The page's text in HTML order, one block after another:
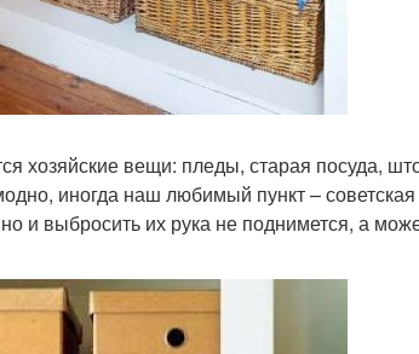
хозяйские вещи: пледы, старая посуда,
иногда наш любимый пункт – советская
и выбросить их рука не поднимется, а